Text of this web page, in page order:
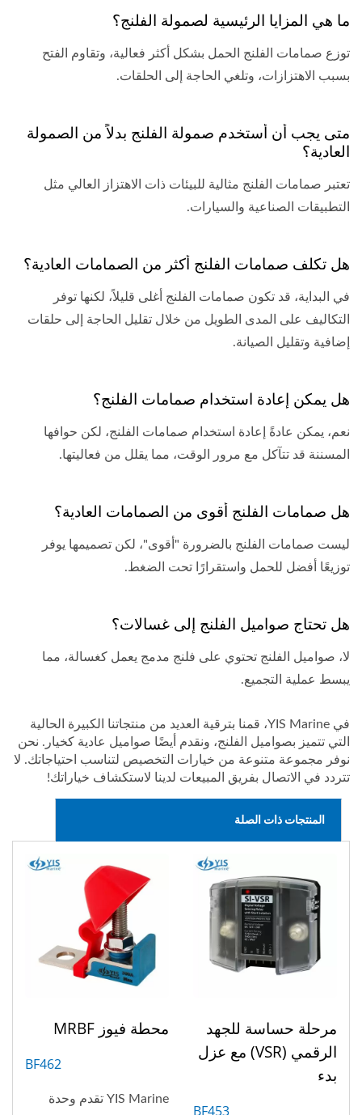
ما هي المزايا الرئيسية لصمولة الفلنج؟
توزع صمامات الفلنج الحمل بشكل أكثر فعالية، وتقاوم الفتح
بسبب الاهتزازات، وتلغي الحاجة إلى الحلقات.
متى يجب أن أستخدم صمولة الفلنج بدلاً من الصمولة
العادية؟
تعتبر صمامات الفلنج مثالية للبيئات ذات الاهتزاز العالي مثل
التطبيقات الصناعية والسيارات.
هل تكلف صمامات الفلنج أكثر من الصمامات العادية؟
في البداية، قد تكون صمامات الفلنج أغلى قليلاً، لكنها توفر
التكاليف على المدى الطويل من خلال تقليل الحاجة إلى حلقات
إضافية وتقليل الصيانة.
هل يمكن إعادة استخدام صمامات الفلنج؟
نعم، يمكن عادةً إعادة استخدام صمامات الفلنج، لكن حوافها
المسننة قد تتآكل مع مرور الوقت، مما يقلل من فعاليتها.
هل صمامات الفلنج أقوى من الصمامات العادية؟
ليست صمامات الفلنج بالضرورة "أقوى"، لكن تصميمها يوفر
توزيعًا أفضل للحمل واستقرارًا تحت الضغط.
هل تحتاج صواميل الفلنج إلى غسالات؟
لا، صواميل الفلنج تحتوي على فلنج مدمج يعمل كغسالة، مما
يبسط عملية التجميع.
في YIS Marine، قمنا بترقية العديد من منتجاتنا الكبيرة الحالية
التي تتميز بصواميل الفلنج، ونقدم أيضًا صواميل عادية كخيار. نحن
نوفر مجموعة متنوعة من خيارات التخصيص لتناسب احتياجاتك. لا
تتردد في الاتصال بفريق المبيعات لدينا لاستكشاف خياراتك!
المنتجات ذات الصلة
مرحلة حساسة للجهد
الرقمي (VSR) مع عزل
بدء
BF453
محطة فيوز MRBF
BF462
YIS Marine تقدم وحدة